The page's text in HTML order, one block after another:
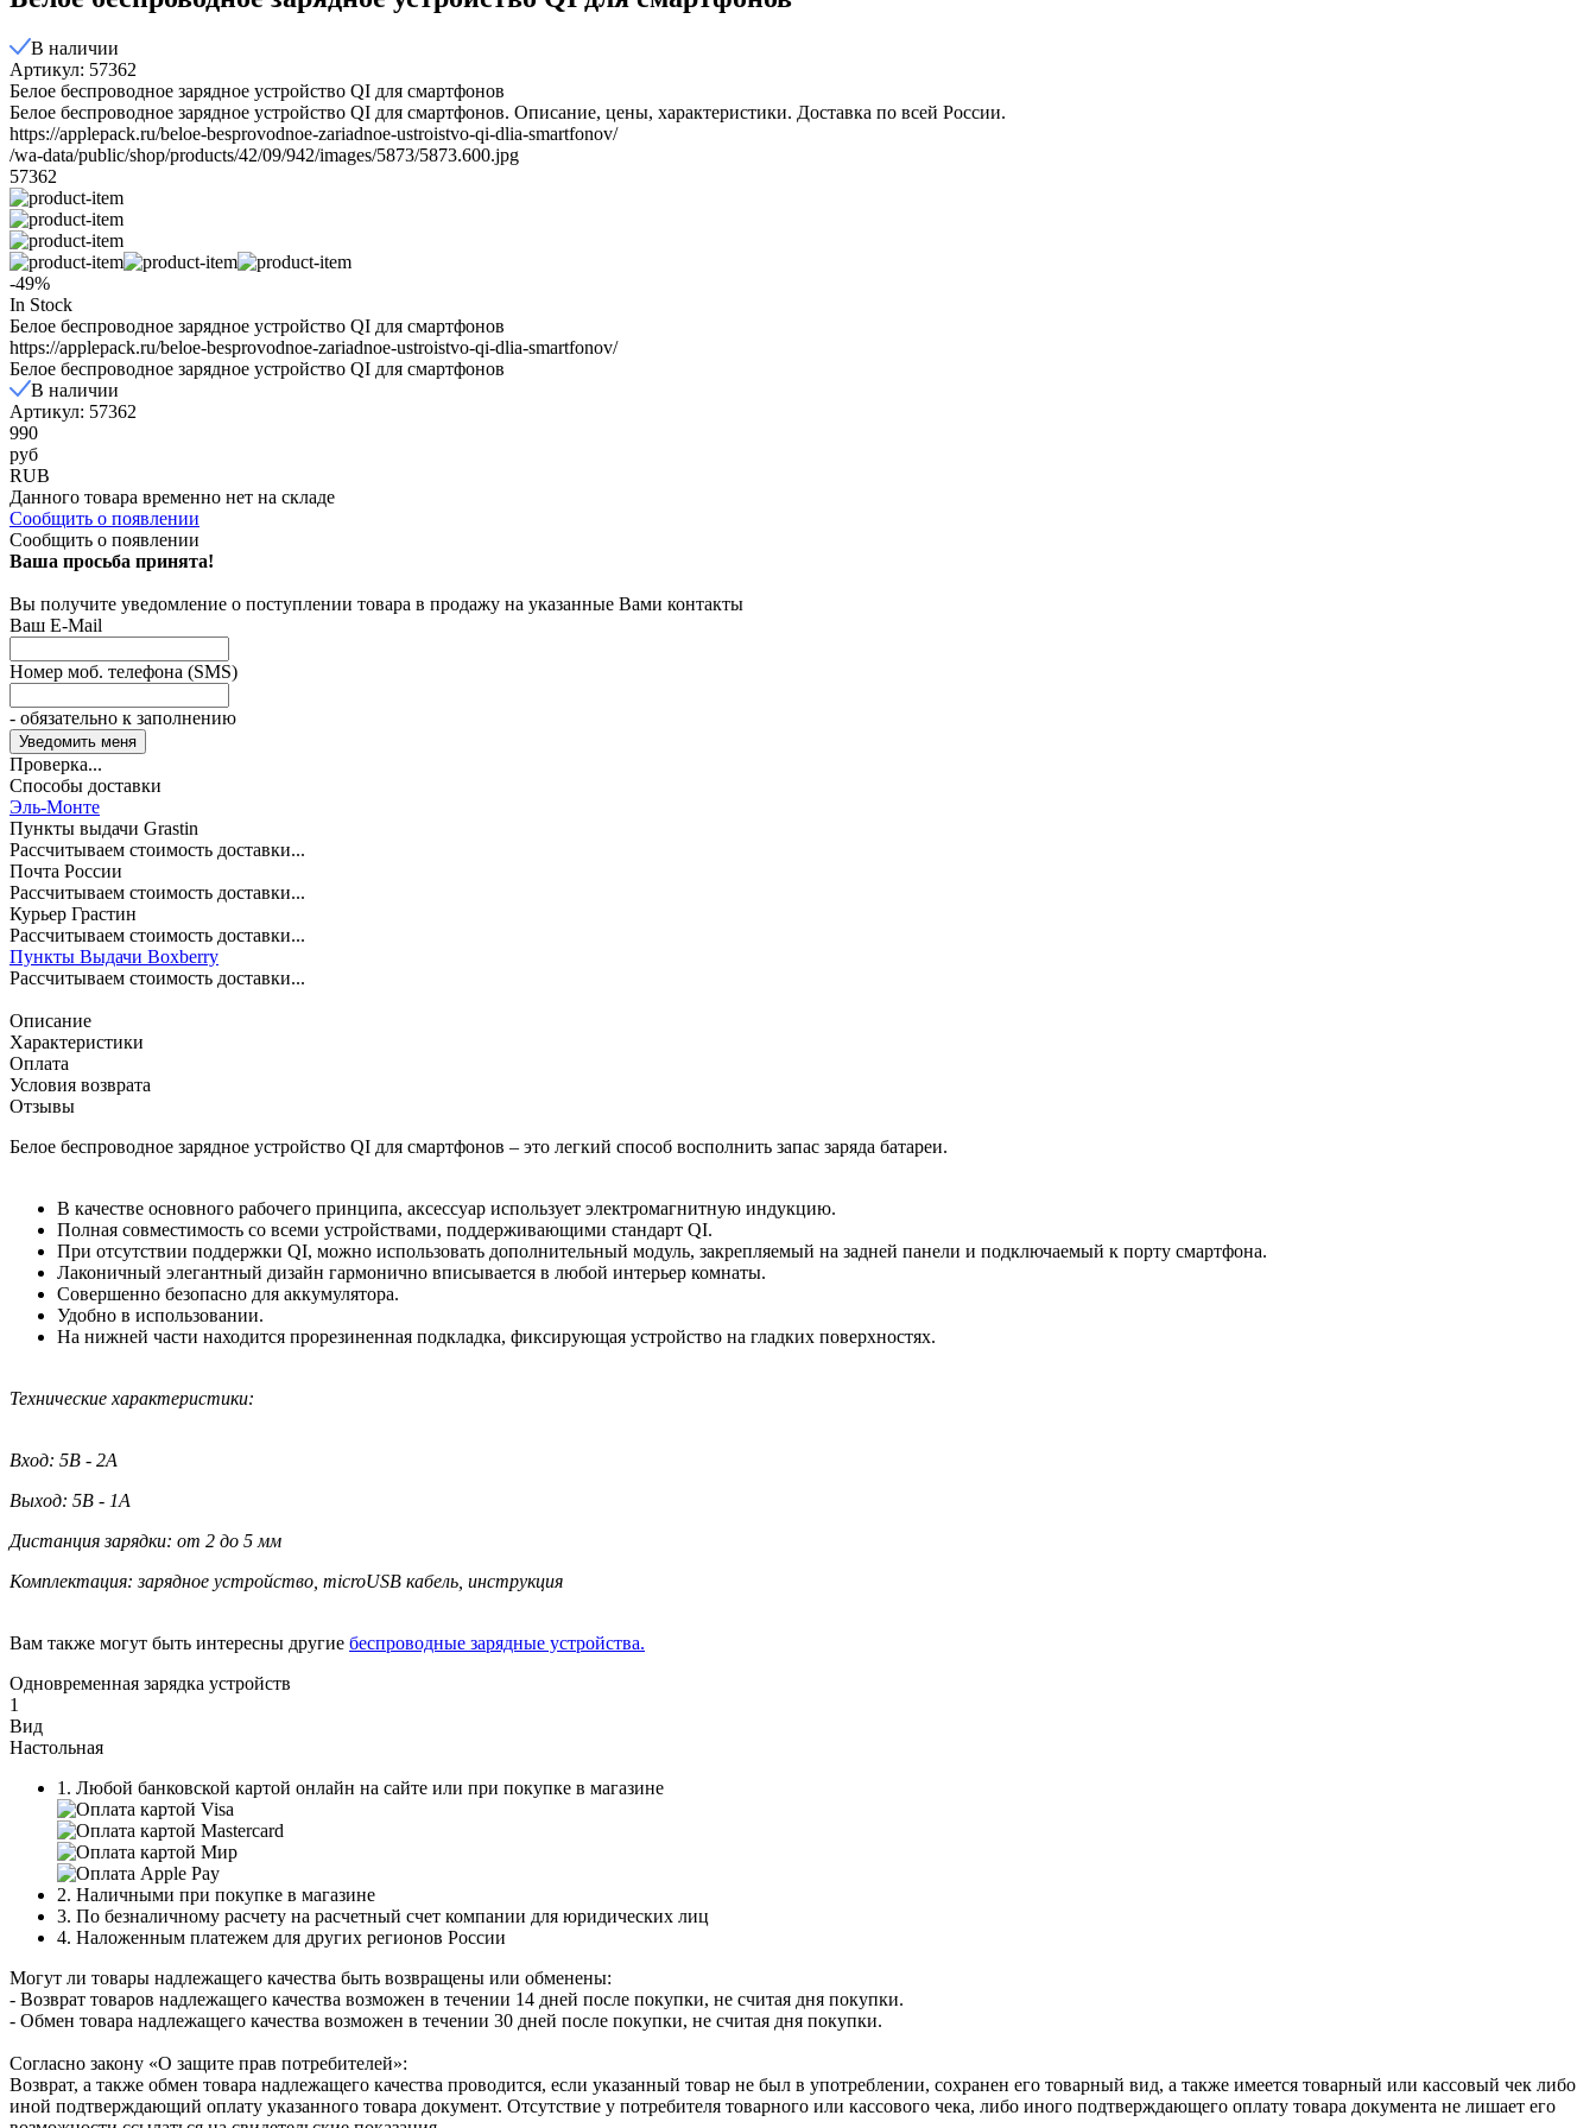
В наличии
Артикул: 57362
Белое беспроводное зарядное устройство QI для смартфонов
Белое беспроводное зарядное устройство QI для смартфонов. Описание, цены, характеристики. Доставка по всей России.
https://applepack.ru/beloe-besprovodnoe-zariadnoe-ustroistvo-qi-dlia-smartfonov/
/wa-data/public/shop/products/42/09/942/images/5873/5873.600.jpg
57362
-49%
In Stock
Белое беспроводное зарядное устройство QI для смартфонов
https://applepack.ru/beloe-besprovodnoe-zariadnoe-ustroistvo-qi-dlia-smartfonov/
Белое беспроводное зарядное устройство QI для смартфонов
В наличии
Артикул: 57362
990
руб
RUB
Данного товара временно нет на складе
Сообщить о появлении
Сообщить о появлении
Ваша просьба принята!
Вы получите уведомление о поступлении товара в продажу на указанные Вами контакты
Ваш E-Mail
Номер моб. телефона (SMS)
- обязательно к заполнению
Проверка...
Способы доставки
Эль-Монте
Пункты выдачи Grastin
Рассчитываем стоимость доставки...
Почта России
Рассчитываем стоимость доставки...
Курьер Грастин
Рассчитываем стоимость доставки...
Пункты Выдачи Boxberry
Рассчитываем стоимость доставки...
Описание
Характеристики
Оплата
Условия возврата
Отзывы
Белое беспроводное зарядное устройство QI для смартфонов – это легкий способ восполнить запас заряда батареи.
В качестве основного рабочего принципа, аксессуар использует электромагнитную индукцию.
Полная совместимость со всеми устройствами, поддерживающими стандарт QI.
При отсутствии поддержки QI, можно использовать дополнительный модуль, закрепляемый на задней панели и подключаемый к порту смартфона.
Лаконичный элегантный дизайн гармонично вписывается в любой интерьер комнаты.
Совершенно безопасно для аккумулятора.
Удобно в использовании.
На нижней части находится прорезиненная подкладка, фиксирующая устройство на гладких поверхностях.
Технические характеристики:
Вход: 5В - 2А
Выход: 5В - 1А
Дистанция зарядки: от 2 до 5 мм
Комплектация: зарядное устройство, microUSB кабель, инструкция
Вам также могут быть интересны другие беспроводные зарядные устройства.
Одновременная зарядка устройств
1
Вид
Настольная
1. Любой банковской картой онлайн на сайте или при покупке в магазине
2. Наличными при покупке в магазине
3. По безналичному расчету на расчетный счет компании для юридических лиц
4. Наложенным платежем для других регионов России
Могут ли товары надлежащего качества быть возвращены или обменены:
- Возврат товаров надлежащего качества возможен в течении 14 дней после покупки, не считая дня покупки.
- Обмен товара надлежащего качества возможен в течении 30 дней после покупки, не считая дня покупки.
Согласно закону «О защите прав потребителей»:
Возврат, а также обмен товара надлежащего качества проводится, если указанный товар не был в употреблении, сохранен его товарный вид, а также имеется товарный или кассовый чек либо
иной подтверждающий оплату указанного товара документ. Отсутствие у потребителя товарного или кассового чека, либо иного подтверждающего оплату товара документа не лишает его